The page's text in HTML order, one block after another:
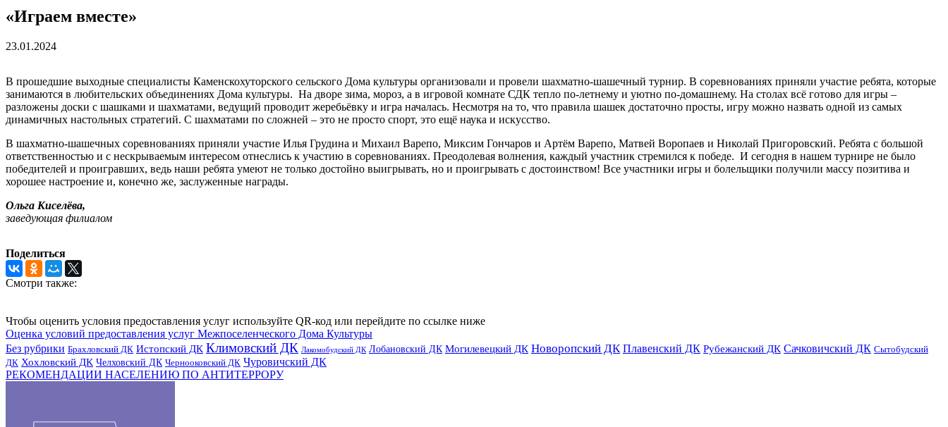
«Играем вместе»
23.01.2024
В прошедшие выходные специалисты Каменскохуторского сельского Дома культуры организовали и провели шахматно-шашечный турнир. В соревнованиях приняли участие ребята, которые
занимаются в любительских объединениях Дома культуры. На дворе зима, мороз, а в игровой комнате СДК тепло по-летнему и уютно по-домашнему. На столах всё готово для игры –
разложены доски с шашками и шахматами, ведущий проводит жеребьёвку и игра началась. Несмотря на то, что правила шашек достаточно просты, игру можно назвать одной из самых
динамичных настольных стратегий. С шахматами по сложней – это не просто спорт, это ещё наука и искусство.
В шахматно-шашечных соревнованиях приняли участие Илья Грудина и Михаил Варепо, Миксим Гончаров и Артём Варепо, Матвей Воропаев и Николай Пригоровский. Ребята с большой
ответственностью и с нескрываемым интересом отнеслись к участию в соревнованиях. Преодолевая волнения, каждый участник стремился к победе. И сегодня в нашем турнире не было
победителей и проигравших, ведь наши ребята умеют не только достойно выигрывать, но и проигрывать с достоинством! Все участники игры и болельщики получили массу позитива и
хорошее настроение и, конечно же, заслуженные награды.
Ольга Киселёва,
заведующая филиалом
Поделиться
Смотри также:
Чтобы оценить условия предоставления услуг используйте QR-код или перейдите по ссылке ниже
Оценка условий предоставления услуг Межпоселенческого Дома Культуры
Без рубрики Брахловский ДК Истопский ДК Климовский ДК Лакомобудский ДК Лобановский ДК Могилевецкий ДК Новоропский ДК Плавенский ДК Рубежанский ДК Сачковичский ДК Сытобудский
ДК Хохловский ДК Челховский ДК Чернооковский ДК Чуровичский ДК
РЕКОМЕНДАЦИИ НАСЕЛЕНИЮ ПО АНТИТЕРРОРУ